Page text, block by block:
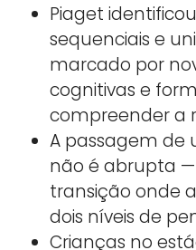
Piaget
sequenciais e
marcado por
cognitivas e
compreender a
A passagem de
não é abrupta
transição onde
dois níveis de
Crianças no